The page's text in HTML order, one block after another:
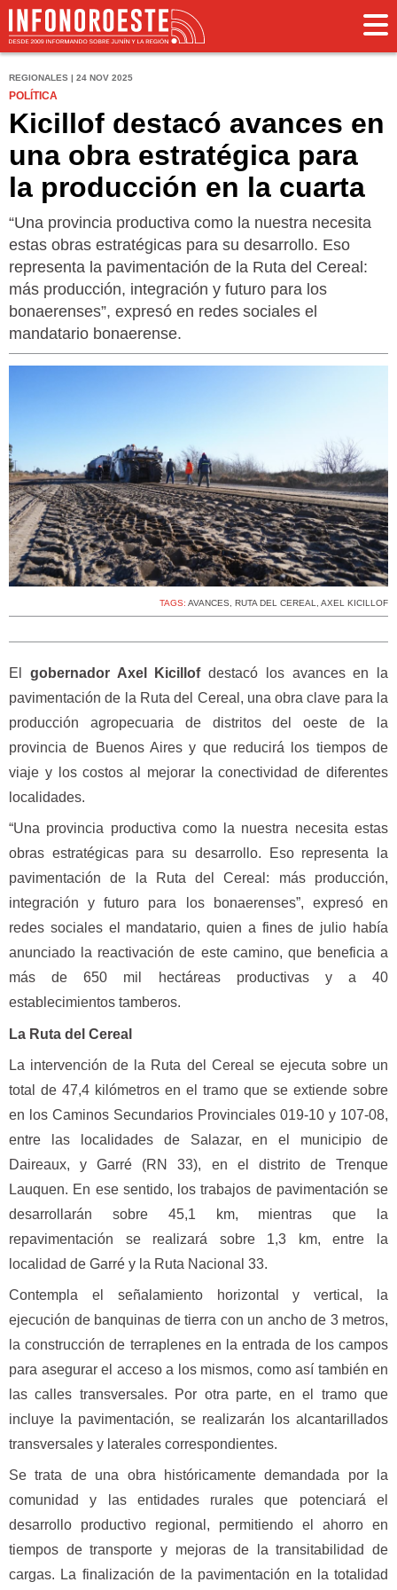
REGIONALES | 24 NOV 2025
POLÍTICA
Kicillof destacó avances en
una obra estratégica para
la producción en la cuarta
“Una provincia productiva como la nuestra necesita
estas obras estratégicas para su desarrollo. Eso
representa la pavimentación de la Ruta del Cereal:
más producción, integración y futuro para los
bonaerenses”, expresó en redes sociales el
mandatario bonaerense.
TAGS: AVANCES, RUTA DEL CEREAL, AXEL KICILLOF
El gobernador Axel Kicillof destacó los avances en la
pavimentación de la Ruta del Cereal, una obra clave para la
producción agropecuaria de distritos del oeste de la
provincia de Buenos Aires y que reducirá los tiempos de
viaje y los costos al mejorar la conectividad de diferentes
localidades.
“Una provincia productiva como la nuestra necesita estas
obras estratégicas para su desarrollo. Eso representa la
pavimentación de la Ruta del Cereal: más producción,
integración y futuro para los bonaerenses”, expresó en
redes sociales el mandatario, quien a fines de julio había
anunciado la reactivación de este camino, que beneficia a
más de 650 mil hectáreas productivas y a 40
establecimientos tamberos.
La Ruta del Cereal
La intervención de la Ruta del Cereal se ejecuta sobre un
total de 47,4 kilómetros en el tramo que se extiende sobre
en los Caminos Secundarios Provinciales 019-10 y 107-08,
entre las localidades de Salazar, en el municipio de
Daireaux, y Garré (RN 33), en el distrito de Trenque
Lauquen. En ese sentido, los trabajos de pavimentación se
desarrollarán sobre 45,1 km, mientras que la
repavimentación se realizará sobre 1,3 km, entre la
localidad de Garré y la Ruta Nacional 33.
Contempla el señalamiento horizontal y vertical, la
ejecución de banquinas de tierra con un ancho de 3 metros,
la construcción de terraplenes en la entrada de los campos
para asegurar el acceso a los mismos, como así también en
las calles transversales. Por otra parte, en el tramo que
incluye la pavimentación, se realizarán los alcantarillados
transversales y laterales correspondientes.
Se trata de una obra históricamente demandada por la
comunidad y las entidades rurales que potenciará el
desarrollo productivo regional, permitiendo el ahorro en
tiempos de transporte y mejoras de la transitabilidad de
cargas. La finalización de la pavimentación en la totalidad